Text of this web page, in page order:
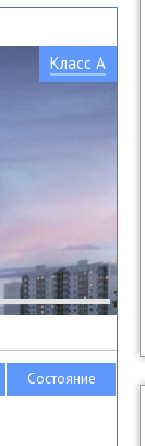
Класс A
Состояние